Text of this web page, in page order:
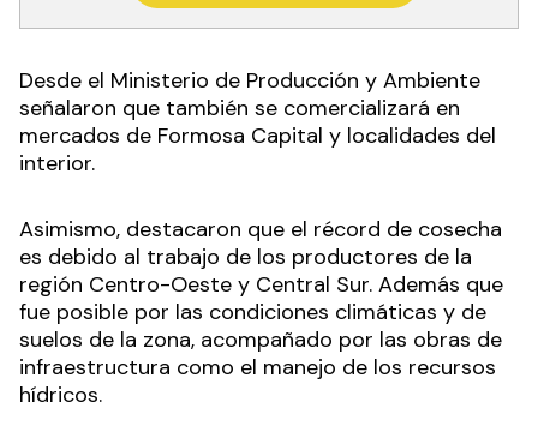
Desde el Ministerio de Producción y Ambiente
señalaron que también se comercializará en
mercados de Formosa Capital y localidades del
interior.
Asimismo, destacaron que el récord de cosecha
es debido al trabajo de los productores de la
región Centro-Oeste y Central Sur. Además que
fue posible por las condiciones climáticas y de
suelos de la zona, acompañado por las obras de
infraestructura como el manejo de los recursos
hídricos.